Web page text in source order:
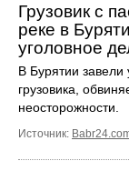
Грузовик с
реке в
уголовное
В Бурятии завели
грузовика,
неосторожности.
Источник: